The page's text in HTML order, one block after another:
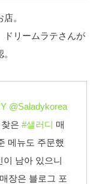
。
リームラテさんが
@Saladykorea
은 #샐러디 매
메뉴도 주문했
이 남아 있으니
장은 블로그 포